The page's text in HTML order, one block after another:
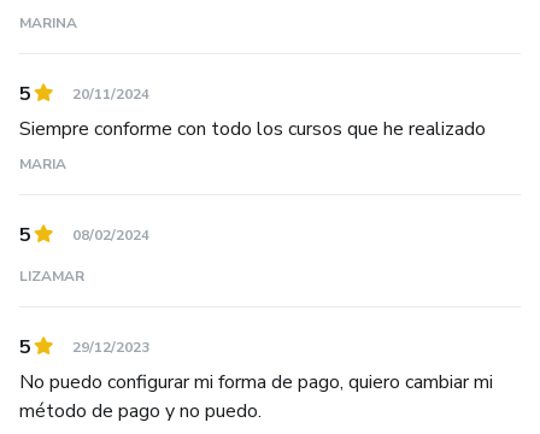
MARINA
5 20/11/2024
Siempre conforme con todo los cursos que he realizado
MARIA
5 08/02/2024
LIZAMAR
5 29/12/2023
No puedo configurar mi forma de pago, quiero cambiar mi
método de pago y no puedo.